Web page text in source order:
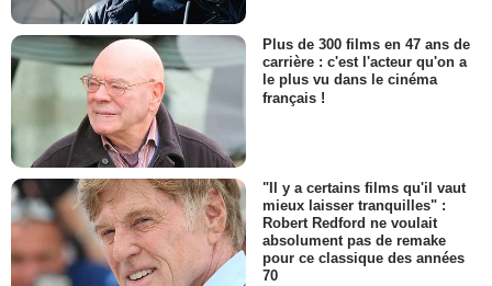
Plus de 300 films en 47 ans de
carrière : c'est l'acteur qu'on a
le plus vu dans le cinéma
français !
"Il y a certains films qu'il vaut
mieux laisser tranquilles" :
Robert Redford ne voulait
absolument pas de remake
pour ce classique des années
70